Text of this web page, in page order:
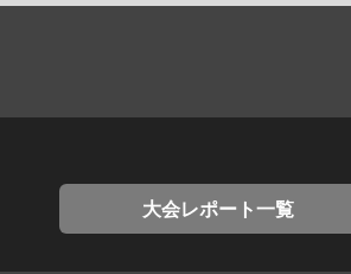
大会レポート一覧